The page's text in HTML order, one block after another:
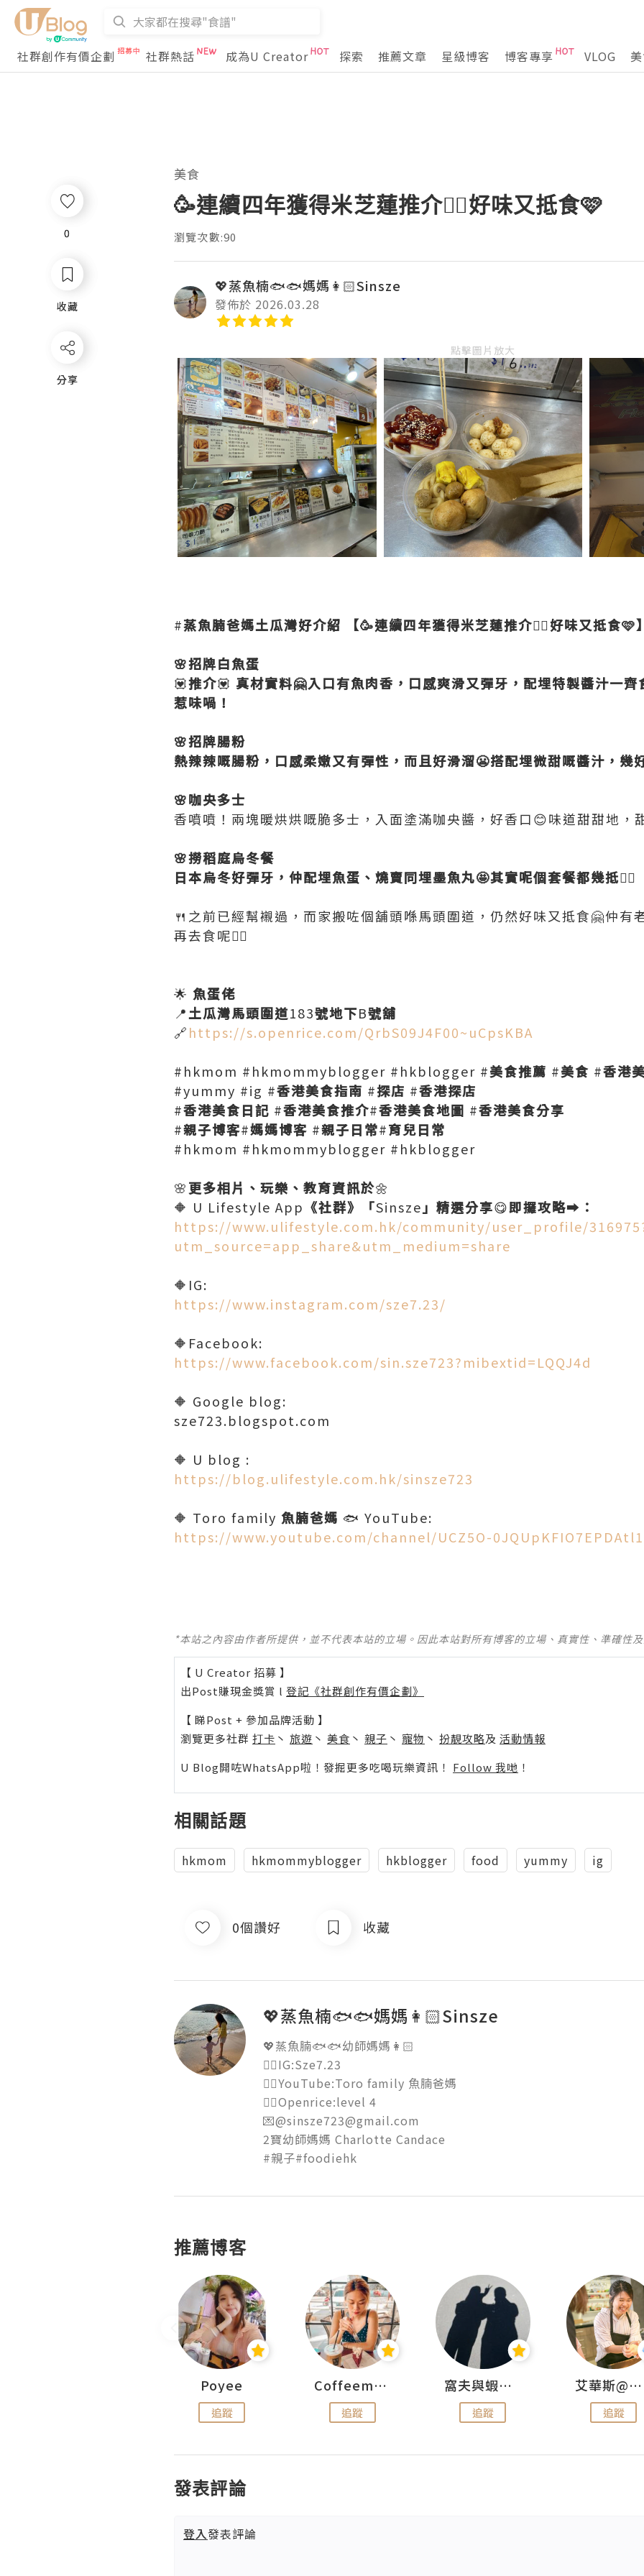
社群創作有價企劃 社群熱話 成為U Creator 探索 推薦文章 星級博客 博客專享 VLOG
0
收藏
分享
美食
🥳連續四年獲得米芝蓮推介👍🏻好味又抵食🩷
瀏覽次數:90
💖蒸魚楠🐟🐟媽媽👩🏻Sinsze
發佈於 2026.03.28
點擊圖片放大
#蒸魚腩爸媽土瓜灣好介紹 【🥳連續四年獲得米芝蓮推介👍🏻好味又抵食🩷
🌸招牌白魚蛋
💟推介💟 真材實料🤗入口有魚肉香，口感爽滑又彈牙，配埋特製醬汁一
惹味喎！
🌸招牌腸粉
熱辣辣嘅腸粉，口感柔嫩又有彈性，而且好滑溜😬搭配埋微甜嘅醬汁，幾
🌸咖央多士
香噴噴！兩塊暖烘烘嘅脆多士，入面塗滿咖央醬，好香口😊味道甜甜地，
🌸撈稻庭烏冬餐
日本烏冬好彈牙，仲配埋魚蛋、燒賣同埋墨魚丸🤩其實呢個套餐都幾抵👍🏻
🍴之前已經幫襯過，而家搬咗個舖頭喺馬頭圍道，仍然好味又抵食🤗仲有
再去食呢👍🏻
🌟 魚蛋佬
📍土瓜灣馬頭圍道183號地下B號舖
🔗https://s.openrice.com/QrbS09J4F00~uCpsKBA
#hkmom #hkmommyblogger #hkblogger #美食推薦 #美食 #香港
#yummy #ig #香港美食指南 #探店 #香港探店
#香港美食日記 #香港美食推介#香港美食地圖 #香港美食分享
#親子博客#媽媽博客 #親子日常#育兒日常
#hkmom #hkmommyblogger #hkblogger
🌸更多相片、玩樂、教育資訊於🌼
🔶 U Lifestyle App 《社群》「Sinsze 」精選分享😋即攞攻略➡️ ：
https://www.ulifestyle.com.hk/community/user_profile/
utm_source=app_share&utm_medium=share
🔶IG:
https://www.instagram.com/sze7.23/
🔶Facebook:
https://www.facebook.com/sin.sze723?mibextid=LQQJ4d
🔶 Google blog:
sze723.blogspot.com
🔶 U blog :
https://blog.ulifestyle.com.hk/sinsze723
🔶 Toro family 魚腩爸媽 🐟 YouTube:
https://www.youtube.com/channel/UCZ5O-
*本站之內容由作者所提供，並不代表本站的立場。因此本站對所有博客的立場、真實性、準確性
【 U Creator 招募 】
出Post賺現金獎賞 l 登記《社群創作有價企劃》
【 睇Post + 參加品牌活動 】
瀏覽更多社群 打卡 丶 旅遊 丶 美食 丶 親子 丶 寵物 丶 扮靚攻略及 活動情報
U Blog開咗WhatsApp啦！發掘更多吃喝玩樂資訊！ Follow 我哋 ！
相關話題
hkmom hkmommyblogger hkblogger food yummy ig
0個讚好 收藏
💖蒸魚楠🐟🐟媽媽👩🏻Sinsze
💖蒸魚腩🐟🐟幼師媽媽👩🏻
👉🏻IG:Sze7.23
👉🏻YouTube:Toro family 魚腩爸媽
👉🏻Openrice:level 4
💌@sinsze723@gmail.com
2寶幼師媽媽 Charlotte Candace
#親子#foodiehk
推薦博客
Poyee
追蹤
Coffeemeetjojo
追蹤
窩夫與蝦子餅
追蹤
艾華斯@鄭大小姐工房
追蹤
發表評論
登入發表評論
0
收藏
分享